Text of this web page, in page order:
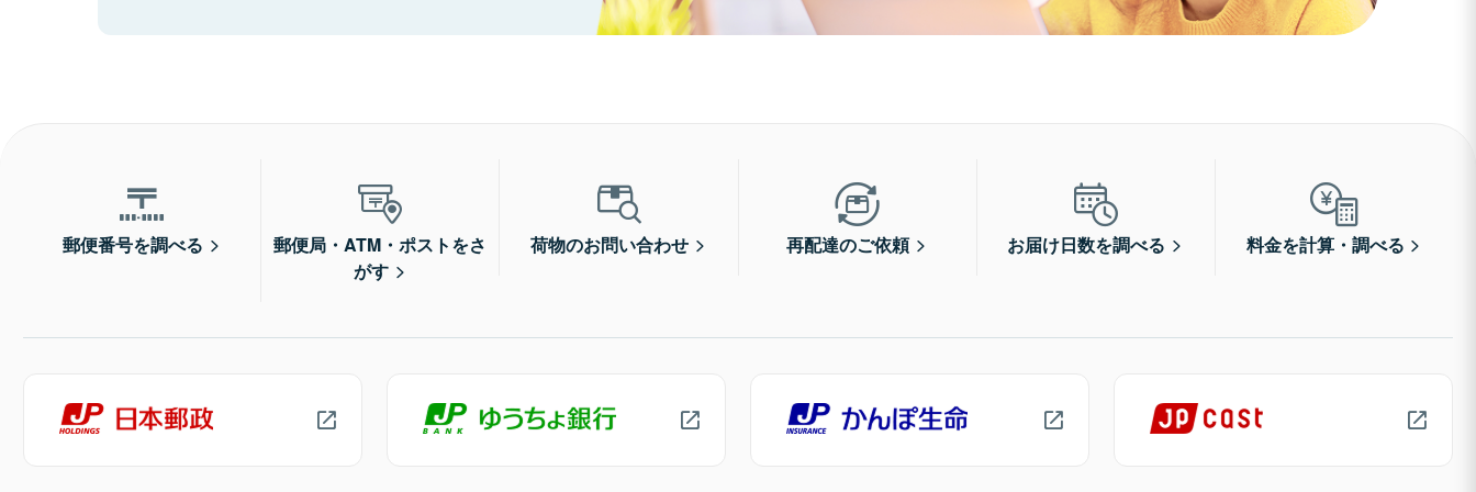
郵便番号を調べる
郵便局・ATM・ポストをさ
がす
荷物のお問い合わせ 再配達のご依頼 お届け日数を調べる 料金を計算・調べる